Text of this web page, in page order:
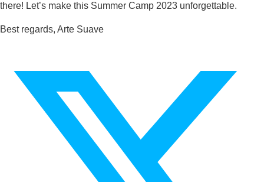
there! Let’s make this Summer Camp 2023 unforgettable.
Best regards, Arte Suave